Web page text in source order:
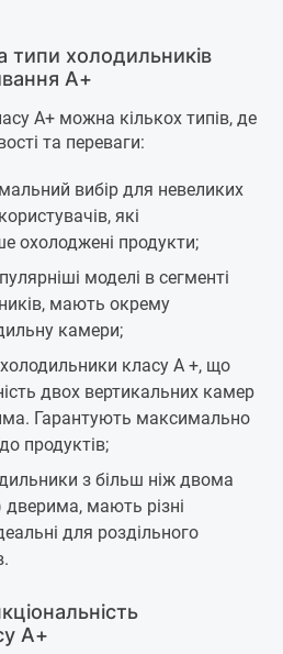
типи холодильників
А+
А+ можна кількох типів, де
та переваги:
вибір для невеликих
які
охолоджені продукти;
моделі в сегменті
мають окрему
камери;
холодильники класу А +, що
двох вертикальних камер
Гарантують максимально
продуктів;
з більш ніж двома
мають різні
для роздільного
А+